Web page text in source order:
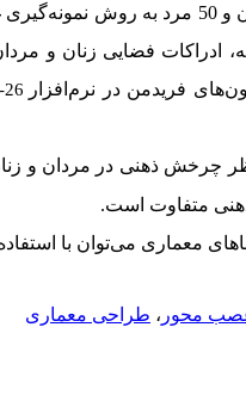
شامل 50 زن و 50 مرد به روش
ادراکات فضایی زنان و
فریدمن در نرم‌­ا­­فزار
26
چرخش ذهنی در مردان و
متفاوت است.
معماری میتوان با
محور ، طراحی معماری